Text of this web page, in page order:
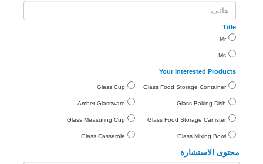
Title
Mr
Ms
Your Interested Products
Glass Food Storage Container
Glass Baking Dish
Glass Food Storage Canister
Glass Mixing Bowl
Glass Cup
Amber Glassware
Glass Measuring Cup
Glass Casserole
محتوى الاستشارة